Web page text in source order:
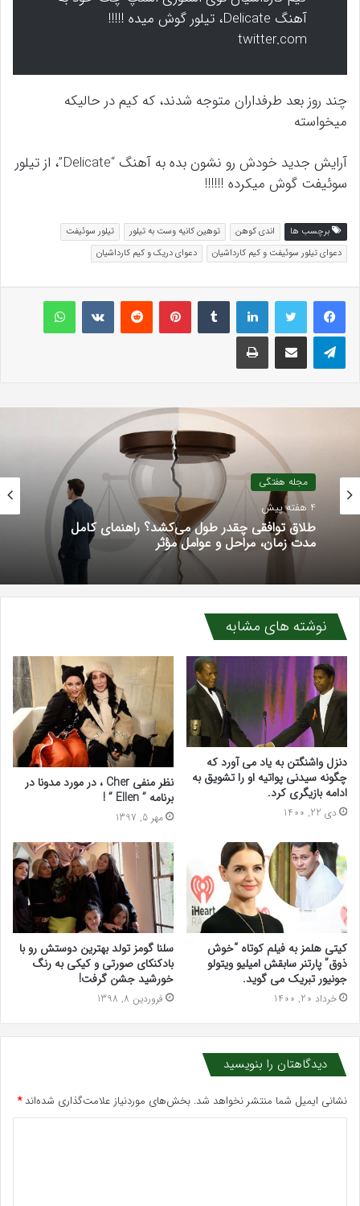
آهنگ Delicate، تیلور گوش میده !!!!!
twitter.com
چند روز بعد طرفداران متوجه شدند، که کیم در حالیکه
میخواسته
آرایش جدید خودش رو نشون بده به آهنگ “Delicate”، از تیلور
سوئیفت گوش میکرده !!!!!!
برچسب ها اندی کوهن توهین کانیه وست به تیلور
تیلور سوئیفت
دعوای تیلور سوئیفت و کیم کارداشیان
دعوای دریک و کیم کارداشیان
لینکداینتامبلر پینتریستReddit
VKontakteواتس آپ
تلگرام اشتراک گذاری با ایمیل چاپ
مجله هفتگی
طلاق توافقی چقدر طول می‌کشد؟ راهنمای کامل
مدت زمان، مراحل و عوامل مؤثر
گوناگون
خرداد 31, 1405
کود سه بیست برای نخود؛ راهنمای کامل مصرف و
تأثیر بر عملکرد
نوشته های مشابه
دنزل واشنگتن به یاد می آورد که
چگونه سیدنی پواتیه او را تشویق به
ادامه بازیگری کرد.
دی 22, 1400
نظر منفی Cher ، در مورد مدونا در
برنامه ” Ellen ” !
مهر 5, 1397
کیتی هلمز به فیلم کوتاه “خوش
ذوق” پارتنر سابقش امیلیو ویتولو
جونیور تبریک می گوید.
خرداد 20, 1400
سلنا گومز تولد بهترین دوستش رو با
بادکنکای صورتی و کیکی به رنگ
خورشید جشن گرفت!
فروردین 8, 1398
دیدگاهتان را بنویسید
نشانی ایمیل شما منتشر نخواهد شد. بخش‌های موردنیاز علامت‌گذاری شده‌اند*